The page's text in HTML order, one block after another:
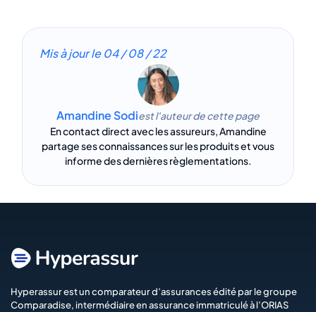
Mis à jour le04 / 08 / 22
Amandine Sodiest l'auteur de cette page
En contact direct avec les assureurs, Amandine
partage ses connaissances sur les produits et vous
informe des dernières règlementations.
Hyperassur est un comparateur d’assurances édité par le groupe
Comparadise, intermédiaire en assurance immatriculé à l’ORIAS